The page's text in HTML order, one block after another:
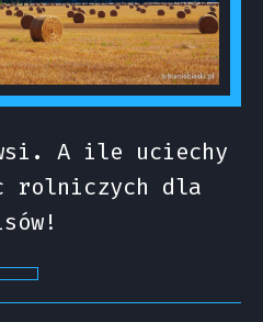
A ile uciechy
rolniczych dla